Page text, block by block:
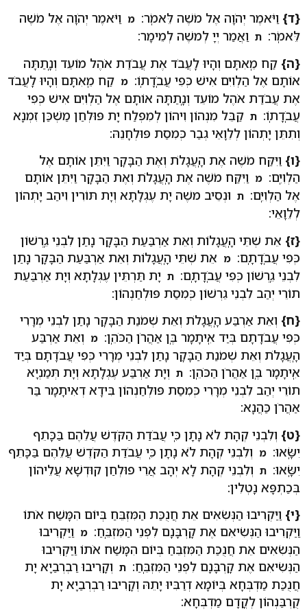
{ד} וַיֹּאמֶר יְהֹוָה אֶל מֹשֶׁה לֵּאמֹֽר: מ וַיֹּאמֶר יְהֹוָה אֶל מֹשֶׁה
לֵּאמֹֽר: ת וַאֲמַר יְיָ לְמשֶׁה לְמֵימָר:
{ה} קַח מֵֽאִתָּם וְהָיוּ לַֽעֲבֹד אֶת עֲבֹדַת אֹהֶל מוֹעֵד וְנָֽתַתָּה
אוֹתָם אֶל הַלְוִיִּם אִישׁ כְּפִי עֲבֹֽדָתֽוֹ: מ קַח מֵֽאִתָּם וְהָיוּ לַֽעֲבֹד
אֶת עֲבֹדַת אֹהֶל מוֹעֵד וְנָֽתַתָּה אוֹתָם אֶל הַלְוִיִּם אִישׁ כְּפִי
עֲבֹֽדָתֽוֹ: ת קַבֵּל מִנְהוֹן וִיהוֹן לְמִפְלַח יָת פּוּלְחַן מַשְׁכַּן זִמְנָא
וְתִתֵּן יָתְהוֹן לְלֵוָאֵי גְבַר כְּמִסַת פּוּלְחָנֵהּ:
{ו} וַיִּקַּח מֹשֶׁה אֶת הָֽעֲגָלֹת וְאֶת הַבָּקָר וַיִּתֵּן אוֹתָם אֶל
הַלְוִיִּֽם: מ וַיִּקַּח מֹשֶׁה אֶת הָֽעֲגָלֹת וְאֶת הַבָּקָר וַיִּתֵּן אוֹתָם
אֶל הַלְוִיִּֽם: ת וּנְסֵיב משֶׁה יָת עֶגְלָתָא וְיָת תּוֹרִין וִיהַב יָתְהוֹן
לְלֵוָאֵי:
{ז} אֵת שְׁתֵּי הָֽעֲגָלוֹת וְאֵת אַרְבַּעַת הַבָּקָר נָתַן לִבְנֵי גֵֽרְשׁוֹן
כְּפִי עֲבֹֽדָתָֽם: מ אֵת שְׁתֵּי הָֽעֲגָלוֹת וְאֵת אַרְבַּעַת הַבָּקָר נָתַן
לִבְנֵי גֵֽרְשׁוֹן כְּפִי עֲבֹֽדָתָֽם: ת יָת תַּרְתֵּין עֶגְלָתָא וְיָת אַרְבַּעַת
תוֹרֵי יְהַב לִבְנֵי גֵרְשׁוֹן כְּמִסַת פּוּלְחַנְהוֹן:
{ח} וְאֵת אַרְבַּע הָֽעֲגָלֹת וְאֵת שְׁמֹנַת הַבָּקָר נָתַן לִבְנֵי מְרָרִי
כְּפִי עֲבֹדָתָם בְּיַד אִֽיתָמָר בֶּֽן אַהֲרֹן הַכֹּהֵֽן: מ וְאֵת אַרְבַּע
הָֽעֲגָלֹת וְאֵת שְׁמֹנַת הַבָּקָר נָתַן לִבְנֵי מְרָרִי כְּפִי עֲבֹדָתָם בְּיַד
אִֽיתָמָר בֶּֽן אַהֲרֹן הַכֹּהֵֽן: ת וְיָת אַרְבַּע עֶגְלָתָא וְיָת תְּמַנְיָא
תוֹרֵי יְהַב לִבְנֵי מְרָרִי כְּמִסַת פּוּלְחַנְהוֹן בִּידָא דְאִיתָמָר בַּר
אַהֲרֹן כַּהֲנָא:
{ט} וְלִבְנֵי קְהָת לֹא נָתָן כִּֽי עֲבֹדַת הַקֹּדֶשׁ עֲלֵהֶם בַּכָּתֵף
יִשָּֽׂאוּ: מ וְלִבְנֵי קְהָת לֹא נָתָן כִּֽי עֲבֹדַת הַקֹּדֶשׁ עֲלֵהֶם בַּכָּתֵף
יִשָּֽׂאוּ: ת וְלִבְנֵי קְהָת לָא יְהָב אֲרֵי פוּלְחַן קוּדְשָׁא עֲלֵיהוֹן
בְּכַתְפָּא נָטְלִין:
{י} וַיַּקְרִיבוּ הַנְּשִׂאִים אֵת חֲנֻכַּת הַמִּזְבֵּחַ בְּיוֹם הִמָּשַׁח אֹתוֹ
וַיַּקְרִיבוּ הַנְּשִׂיאִם אֶת קָרְבָּנָם לִפְנֵי הַמִּזְבֵּֽחַ: מ וַיַּקְרִיבוּ
הַנְּשִׂאִים אֵת חֲנֻכַּת הַמִּזְבֵּחַ בְּיוֹם הִמָּשַׁח אֹתוֹ וַיַּקְרִיבוּ
הַנְּשִׂיאִם אֶת קָרְבָּנָם לִפְנֵי הַמִּזְבֵּֽחַ: ת וְקָרִיבוּ רַבְרְבַיָא יָת
חֲנֻכַּת מַדְבְּחָא בְּיוֹמָא דְרַבִּיוּ יָתֵהּ וְקָרִיבוּ רַבְרְבַיָא יָת
קֻרְבַּנְהוֹן לְקֳדָם מַדְבְּחָא: